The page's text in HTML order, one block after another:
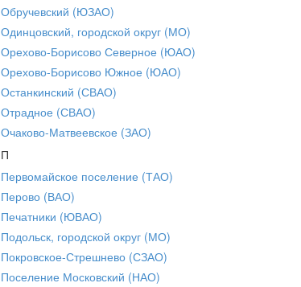
Обручевский (ЮЗАО)
Одинцовский, городской округ (МО)
Орехово-Борисово Северное (ЮАО)
Орехово-Борисово Южное (ЮАО)
Останкинский (СВАО)
Отрадное (СВАО)
Очаково-Матвеевское (ЗАО)
П
Первомайское поселение (ТАО)
Перово (ВАО)
Печатники (ЮВАО)
Подольск, городской округ (МО)
Покровское-Стрешнево (СЗАО)
Поселение Московский (НАО)